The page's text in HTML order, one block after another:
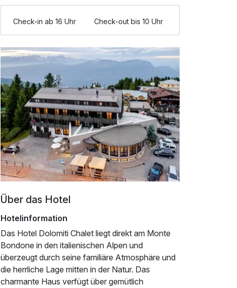
Check-in ab 16 Uhr Check-out bis 10 Uhr
Über das Hotel
Hotelinformation
Das Hotel Dolomiti Chalet liegt direkt am Monte
Bondone in den italienischen Alpen und
überzeugt durch seine familiäre Atmosphäre und
die herrliche Lage mitten in der Natur. Das
charmante Haus verfügt über gemütlich